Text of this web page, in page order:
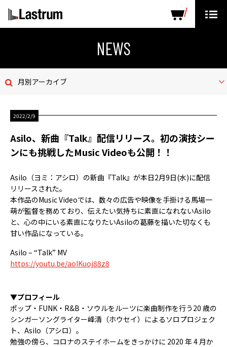
LABEL PRODUCTS
お問い合わせ
デモテープ
プライバシーポリシー
ENGLISH PAGE
NEWS
月別アーカイブ
2022/2/9
Asilo、新曲『Talk』配信リリース。初の演技シー
ンにも挑戦したMusic Videoも公開！！
Asilo（ヨミ：アシロ）の新曲『Talk』が本日2月9日(水)に配信
リリースされた。
本作品のMusic Videoでは、数々の広告や映像を手掛ける馬場一
萌が監督を務めており、伝えたい気持ちに素直になれないAsilo
と、心の中にいる素直になりたいAsiloの葛藤を描いた切なくも
甘い作品になっている。
Asilo – “Talk” MV
https://youtu.be/aoIKuoj88z8
▼プロフィール
ポップ・FUNK・R&B・ソウルをルーツに楽曲制作を行う20 歳の
シンガーソングライター峰清（ホウセイ）によるソロプロジェク
ト、Asilo（アシロ）。
勉強の傍ら、コロナのステイホームをきっかけに 2020 年 4 月か